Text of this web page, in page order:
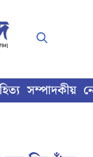
সম্পাদকীয়